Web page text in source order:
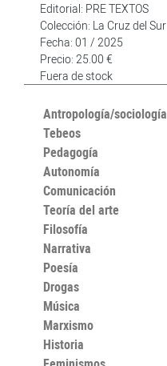
Editorial: PRE TEXTOS
Colección: La Cruz del Sur
Fecha: 01 / 2025
Precio: 25.00 €
Fuera de stock
Antropología/sociología
Tebeos
Pedagogía
Autonomía
Comunicación
Teoría del arte
Filosofía
Narrativa
Poesía
Drogas
Música
Marxismo
Historia